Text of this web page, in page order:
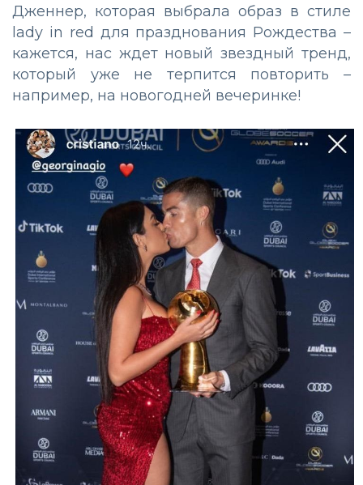
Дженнер, которая выбрала образ в стиле
lady in red для празднования Рождества –
кажется, нас ждет новый звездный тренд,
который уже не терпится повторить –
например, на новогодней вечеринке!